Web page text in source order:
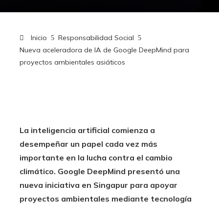
Inicio
Responsabilidad Social
Nueva aceleradora de IA de Google DeepMind para
proyectos ambientales asiáticos
La inteligencia artificial comienza a
desempeñar un papel cada vez más
importante en la lucha contra el cambio
climático. Google DeepMind presentó una
nueva iniciativa en Singapur para apoyar
proyectos ambientales mediante tecnología